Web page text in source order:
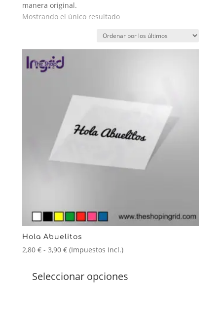
manera original.
Mostrando el único resultado
Hola Abuelitos
2,80 € - 3,90 €Rango
(Impuestos Incl.)
Seleccionar opciones